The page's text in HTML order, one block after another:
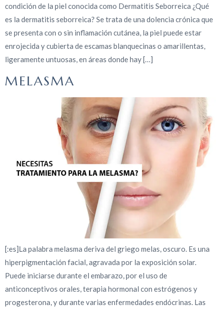
condición de la piel conocida como Dermatitis Seborreica ¿Qué
es la dermatitis seborreica? Se trata de una dolencia crónica que
se presenta con o sin inflamación cutánea, la piel puede estar
enrojecida y cubierta de escamas blanquecinas o amarillentas,
ligeramente untuosas, en áreas donde hay […]
MELASMA
[:es]La palabra melasma deriva del griego melas, oscuro. Es una
hiperpigmentación facial, agravada por la exposición solar.
Puede iniciarse durante el embarazo, por el uso de
anticonceptivos orales, terapia hormonal con estrógenos y
progesterona, y durante varias enfermedades endócrinas. Las